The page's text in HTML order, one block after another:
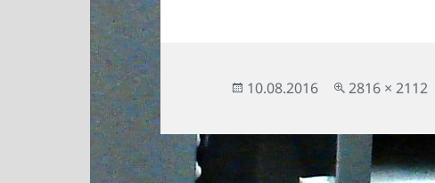
Опубликовано
10.08.2016
Полный
2816 × 2112